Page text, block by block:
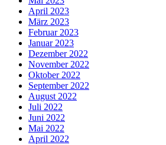
April 2023
März 2023
Februar 2023
Januar 2023
Dezember 2022
November 2022
Oktober 2022
September 2022
August 2022
Juli 2022
Juni 2022
Mai 2022
April 2022